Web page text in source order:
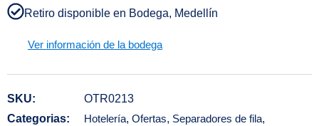
Retiro disponible en Bodega, Medellín
Ver información de la bodega
SKU:
OTR0213
Categorias:
Hotelería, Ofertas, Separadores de fila,